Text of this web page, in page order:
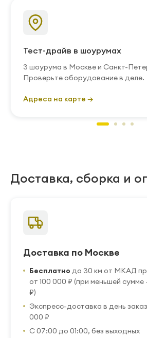
Тест-драйв в шоурумах
3 шоурума в Москве и Санкт-
Проверьте оборудование в деле.
Адреса на карте →
Доставка, сборка и
Доставка по Москве
Бесплатно до 30 км от МКАД
от 100 000 ₽ (при меньшей сумме
₽)
Экспресс-доставка в день
000 ₽
С 07:00 до 01:00, без выходных